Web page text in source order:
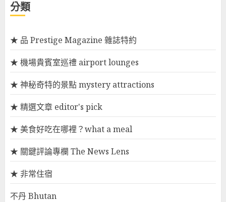
分類
★ 品 Prestige Magazine 雜誌特約
★ 機場貴賓室巡禮 airport lounges
★ 神秘奇特的景點 mystery attractions
★ 精選文章 editor's pick
★ 美食好吃在哪裡？what a meal
★ 關鍵評論專欄 The News Lens
★ 非常住宿
不丹 Bhutan